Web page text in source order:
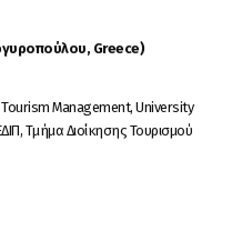
Greece)
Management, University
Τμήμα Διοίκησης Τουρισμού